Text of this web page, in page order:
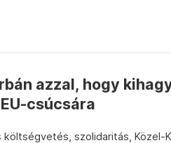
azzal, hogy
csúcsára
szolidaritás, Közel-